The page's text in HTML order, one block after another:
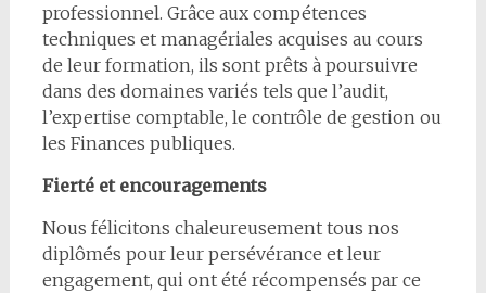
professionnel. Grâce aux compétences
techniques et managériales acquises au cours
de leur formation, ils sont prêts à poursuivre
dans des domaines variés tels que l’audit,
l’expertise comptable, le contrôle de gestion ou
les Finances publiques.
Fierté et encouragements
Nous félicitons chaleureusement tous nos
diplômés pour leur persévérance et leur
engagement, qui ont été récompensés par ce